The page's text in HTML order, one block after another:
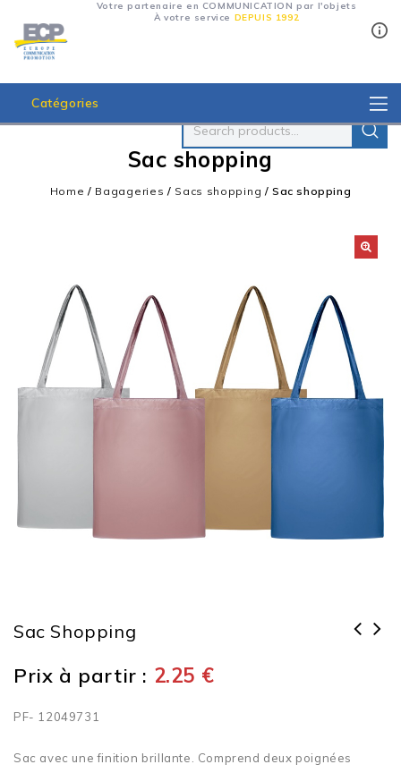
Votre partenaire en COMMUNICATION par l'objets
À votre service DEPUIS 1992
Catégories
Sac shopping
Home / Bagageries / Sacs shopping /Sac shopping
Sac Shopping
Prix à partir : 2.25 €
PF- 12049731
Sac avec une finition brillante. Comprend deux poignées